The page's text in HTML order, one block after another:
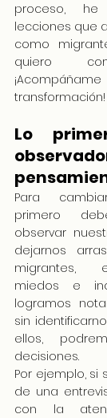
proceso, he
lecciones que
como
quiero
transformación!
Lo
Para
primero
observar
dejarnos
migrantes,
miedos e
logramos
sin
ellos,
decisiones.
Por ejemplo, si
de una
con la